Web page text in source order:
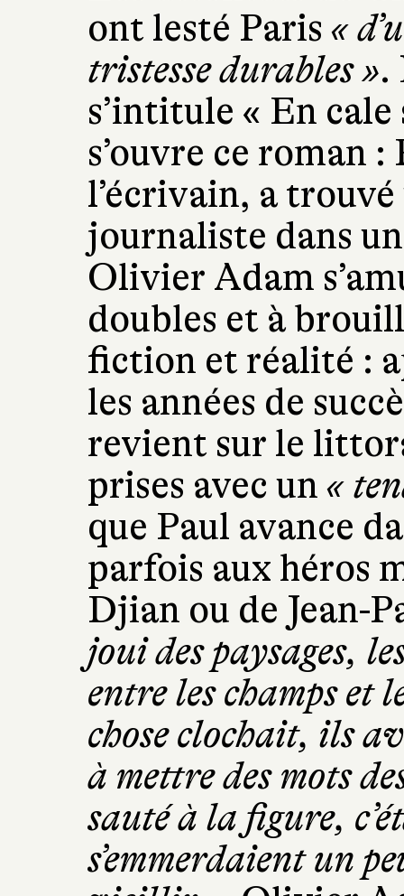
ont lesté Paris «
tristesse durables ».
s’intitule « En cale
s’ouvre ce roman
l’écrivain, a
journaliste dans
Olivier Adam
doubles et à
fiction et réalité :
les années de
revient sur le
prises avec un «
que Paul avance
parfois aux héros
Djian ou de Jean-
joui des paysages,
entre les champs et
chose clochait, ils
à mettre des mots
sauté à la figure,
s’emmerdaient un